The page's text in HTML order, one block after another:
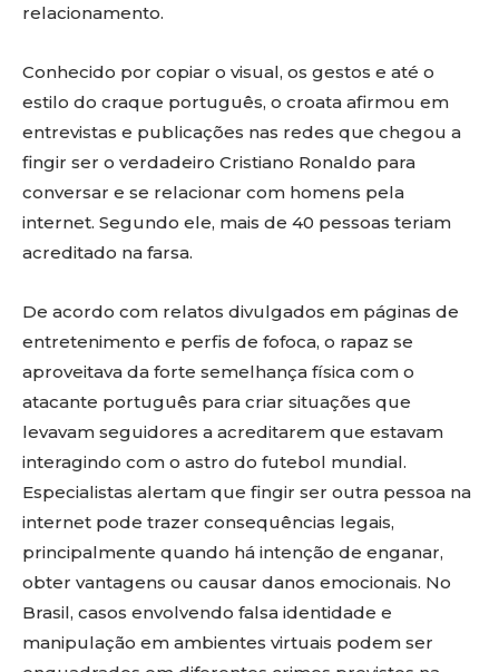
relacionamento.
Conhecido por copiar o visual, os gestos e até o
estilo do craque português, o croata afirmou em
entrevistas e publicações nas redes que chegou a
fingir ser o verdadeiro Cristiano Ronaldo para
conversar e se relacionar com homens pela
internet. Segundo ele, mais de 40 pessoas teriam
acreditado na farsa.
De acordo com relatos divulgados em páginas de
entretenimento e perfis de fofoca, o rapaz se
aproveitava da forte semelhança física com o
atacante português para criar situações que
levavam seguidores a acreditarem que estavam
interagindo com o astro do futebol mundial.
Especialistas alertam que fingir ser outra pessoa na
internet pode trazer consequências legais,
principalmente quando há intenção de enganar,
obter vantagens ou causar danos emocionais. No
Brasil, casos envolvendo falsa identidade e
manipulação em ambientes virtuais podem ser